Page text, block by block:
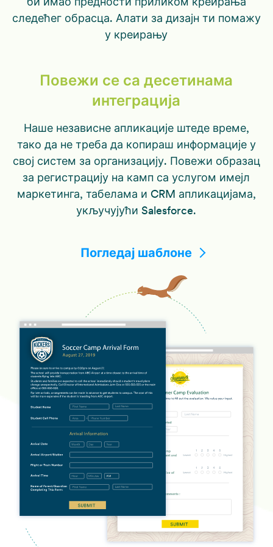
следећег обрасца. Алати за дизајн ти помажу
у креирању
Повежи се са десетинама
интеграција
Наше независне апликације штеде време,
тако да не треба да копираш информације у
свој систем за организацију. Повежи образац
за регистрацију на камп са услугом имејл
маркетинга, табелама и CRM апликацијама,
укључујући Salesforce.
Погледај шаблоне